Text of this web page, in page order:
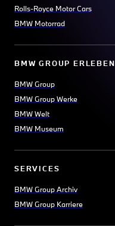
Rolls-Royce Motor Cars
BMW Motorrad
BMW GROUP ERLEBEN
BMW Group
BMW Group Werke
BMW Welt
BMW Museum
SERVICES
BMW Group Archiv
BMW Group Karriere